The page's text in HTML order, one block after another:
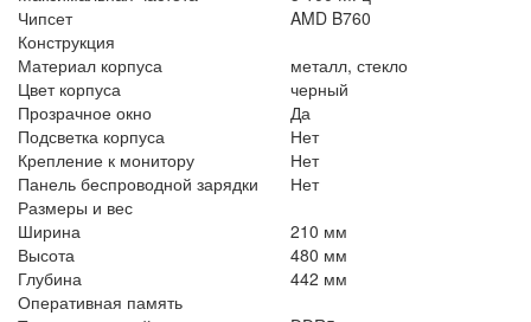
Чипсет
AMD B760
Конструкция
Материал корпуса
металл, стекло
Цвет корпуса
черный
Прозрачное окно
Да
Подсветка корпуса
Нет
Крепление к монитору
Нет
Панель беспроводной зарядки
Нет
Размеры и вес
Ширина
210 мм
Высота
480 мм
Глубина
442 мм
Оперативная память